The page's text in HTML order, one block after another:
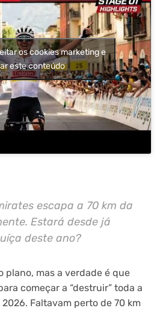
os cookies marketing e
este conteúdo
escapa a 70 km da
Estará desde já
deste ano?
plano, mas a verdade é que
começar a “destruir” toda a
Faltavam perto de 70 km